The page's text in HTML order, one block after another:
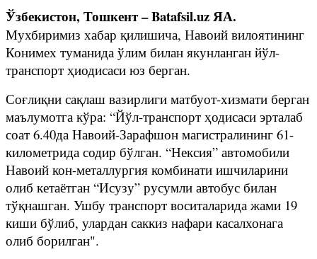
Ўзбекистон, Тошкент – Batafsil.uz ЯА.
Мухбиримиз хабар қилишича, Навоий вилоятининг
Конимех туманида ўлим билан якунланган йўл-
транспорт ҳиодисаси юз берган.
Соғлиқни сақлаш вазирлиги матбуот-хизмати берган
маълумотга кўра: “Йўл-транспорт ҳодисаси эрталаб
соат 6.40да Навоий-Зарафшон магистралининг 61-
километрида содир бўлган. “Нексия” автомобили
Навоий кон-металлургия комбинати ишчиларини
олиб кетаётган “Исузу” русумли автобус билан
тўқнашган. Ушбу транспорт воситаларида жами 19
киши бўлиб, улардан саккиз нафари касалхонага
олиб борилган".